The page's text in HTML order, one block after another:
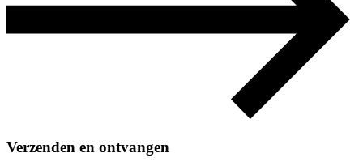
Verzenden en ontvangen